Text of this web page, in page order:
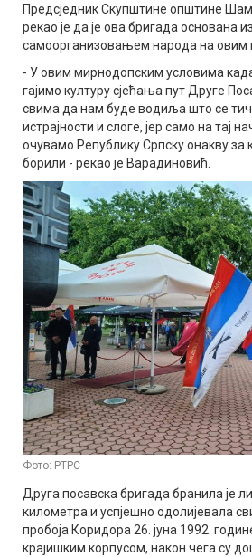
Предсједник Скупштине општине
рекао је да је ова бригада основана
самоорганизовањем народа на овим
- У овим мирнодопским условима
гајимо културу сјећања пут Друге
свима да нам буде водиља што се
истрајности и слоге, јер само на тај
очувамо Републику Српску онакву за
борили - рекао је Варадиновић.
Фото: РТРС
Друга посавска бригада бранила је
километра и успјешно одолијевала
пробоја Коридора 26. јуна 1992.
крајишким корпусом, након чега су